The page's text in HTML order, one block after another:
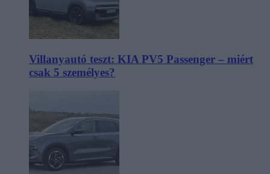
Villanyautó teszt: KIA PV5 Passenger – miért
csak 5 személyes?